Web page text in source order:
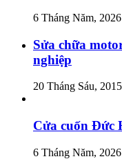
6 Tháng Năm, 2026
Sửa chữa
nghiệp
20 Tháng Sáu, 2015
Cửa cuốn Đức
6 Tháng Năm, 2026